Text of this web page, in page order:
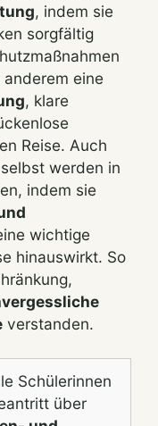
, indem sie
sorgfältig
eine
, klare
Reise. Auch
werden in
indem sie
wichtige
hinauswirkt. So
verstanden.
Schülerinnen
über